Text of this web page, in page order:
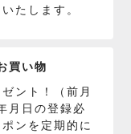
たします。
買い物
ント！（前月
月日の登録必
ンを定期的に